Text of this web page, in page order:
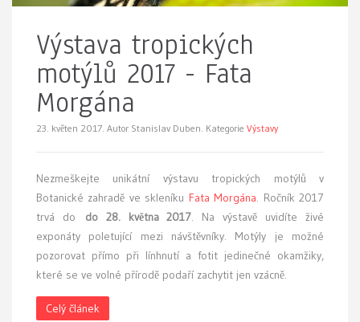
Výstava tropických
motýlů 2017 - Fata
Morgána
23. květen 2017. Autor Stanislav Duben. Kategorie Výstavy
Nezmeškejte unikátní výstavu tropických motýlů v
Botanické zahradě ve skleníku Fata Morgána. Ročník 2017
trvá do do 28. května 2017. Na výstavě uvidíte živé
exponáty poletující mezi návštěvníky. Motýly je možné
pozorovat přímo při línhnutí a fotit jedinečné okamžiky,
které se ve volné přírodě podaří zachytit jen vzácně.
Celý článek